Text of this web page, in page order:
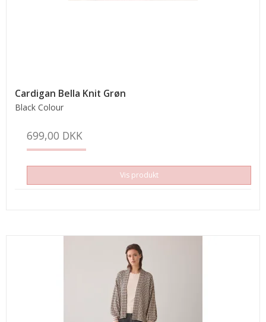
Cardigan Bella Knit Grøn
Black Colour
699,00 DKK
Vis produkt